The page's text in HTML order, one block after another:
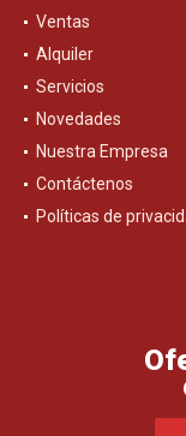
Ventas
Alquiler
Servicios
Novedades
Nuestra Empresa
Contáctenos
Políticas de